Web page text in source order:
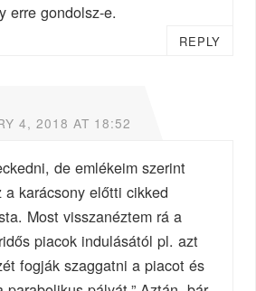
erre gondolsz-e.
REPLY
4, 2018 AT 18:52
de emlékeim szerint
karácsony előtti cikked
Most visszanéztem rá a
piacok indulásától pl. azt
fogják szaggatni a piacot és